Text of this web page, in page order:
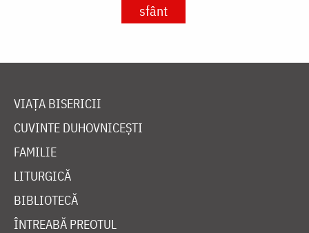
sfânt
VIAȚA BISERICII
CUVINTE DUHOVNICEȘTI
FAMILIE
LITURGICĂ
BIBLIOTECĂ
ÎNTREABĂ PREOTUL